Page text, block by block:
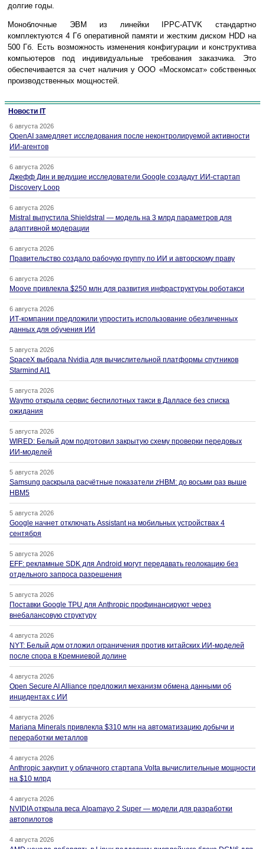
долгие годы.
Моноблочные ЭВМ из линейки IPPC-ATVK стандартно
комплектуются 4 Гб оперативной памяти и жестким диском HDD на
500 Гб. Есть возможность изменения конфигурации и конструктива
компьютеров под индивидуальные требования заказчика. Это
обеспечивается за счет наличия у ООО «Москомсат» собственных
производственных мощностей.
Новости IT
6 августа 2026
OpenAI замедляет исследования после неконтролируемой активности
ИИ-агентов
6 августа 2026
Джефф Дин и ведущие исследователи Google создадут ИИ-стартап
Discovery Loop
6 августа 2026
Mistral выпустила Shieldstral — модель на 3 млрд параметров для
адаптивной модерации
6 августа 2026
Правительство создало рабочую группу по ИИ и авторскому праву
6 августа 2026
Moove привлекла $250 млн для развития инфраструктуры роботакси
6 августа 2026
ИТ-компании предложили упростить использование обезличенных
данных для обучения ИИ
5 августа 2026
SpaceX выбрала Nvidia для вычислительной платформы спутников
Starmind AI1
5 августа 2026
Waymo открыла сервис беспилотных такси в Далласе без списка
ожидания
5 августа 2026
WIRED: Белый дом подготовил закрытую схему проверки передовых
ИИ-моделей
5 августа 2026
Samsung раскрыла расчётные показатели zHBM: до восьми раз выше
HBM5
5 августа 2026
Google начнет отключать Assistant на мобильных устройствах 4
сентября
5 августа 2026
EFF: рекламные SDK для Android могут передавать геолокацию без
отдельного запроса разрешения
5 августа 2026
Поставки Google TPU для Anthropic профинансируют через
внебалансовую структуру
4 августа 2026
NYT: Белый дом отложил ограничения против китайских ИИ-моделей
после спора в Кремниевой долине
4 августа 2026
Open Secure AI Alliance предложил механизм обмена данными об
инцидентах с ИИ
4 августа 2026
Mariana Minerals привлекла $310 млн на автоматизацию добычи и
переработки металлов
4 августа 2026
Anthropic закупит у облачного стартапа Volta вычислительные мощности
на $10 млрд
4 августа 2026
NVIDIA открыла веса Alpamayo 2 Super — модели для разработки
автопилотов
4 августа 2026